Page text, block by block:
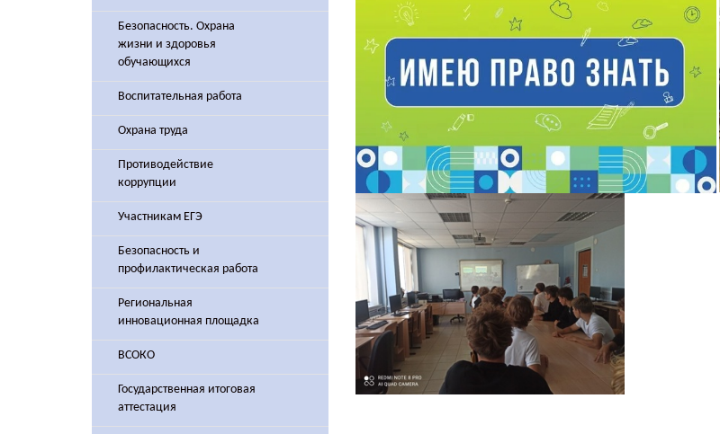
Безопасность. Охрана
жизни и здоровья
обучающихся
Воспитательная работа
Охрана труда
Противодействие
коррупции
Участникам ЕГЭ
Безопасность и
профилактическая работа
Региональная
инновационная площадка
ВСОКО
Государственная итоговая
аттестация